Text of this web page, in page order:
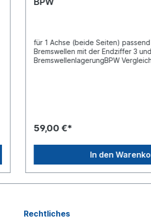
für 1 Achse (beide Seiten) passend
Bremswellen mit der Endziffer 3
BremswellenlagerungBPW
59,00 €*
In den
Rechtliches